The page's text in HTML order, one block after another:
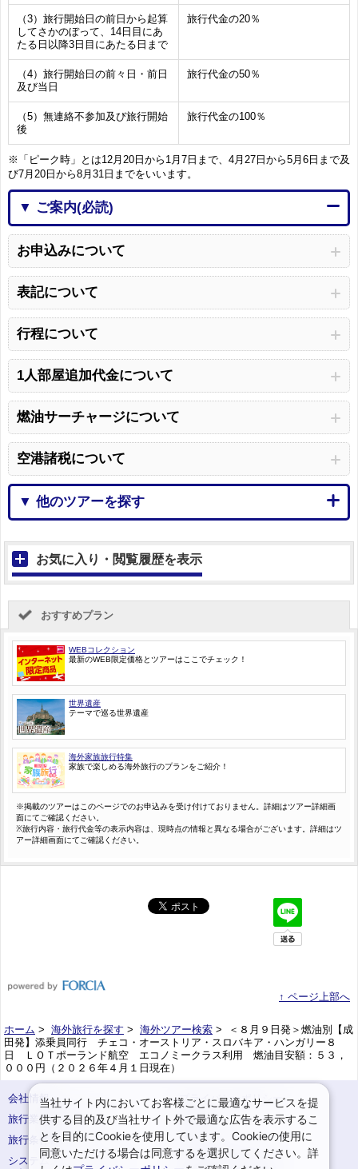
（3）旅行開始日の前日から起算
してさかのぼって、14日目にあ
たる日以降3日目にあたる日まで
旅行代金の20％
（4）旅行開始日の前々日・前日
及び当日
旅行代金の50％
（5）無連絡不参加及び旅行開始
後
旅行代金の100％
※「ピーク時」とは12月20日から1月7日まで、4月27日から5月6日まで及
び7月20日から8月31日までをいいます。
▼ ご案内(必読)
お申込みについて
表記について
行程について
1人部屋追加代金について
燃油サーチャージについて
空港諸税について
▼ 他のツアーを探す
お気に入り・閲覧履歴を表示
おすすめプラン
WEBコレクション
最新のWEB限定価格とツアーはここでチェック！
世界遺産
テーマで巡る世界遺産
海外家族旅行特集
家族で楽しめる海外旅行のプランをご紹介！
※掲載のツアーはこのページでのお申込みを受け付けておりません。詳細はツアー詳細画
面にてご確認ください。
※旅行内容・旅行代金等の表示内容は、現時点の情報と異なる場合がございます。詳細はツ
アー詳細画面にてご確認ください。
↑ ページ上部へ
ホーム > 海外旅行を探す > 海外ツアー検索 > ＜８月９日発＞燃油別【成
田発】添乗員同行 チェコ・オーストリア・スロバキア・ハンガリー８
日 ＬＯＴポーランド航空 エコノミークラス利用 燃油目安額：５３，
０００円（２０２６年４月１日現在）
会社情報
プライバシーポリシー
旅行業登録票・約款
規約集
旅行条件書
サイトマップ
システムメンテナンスの
お申込みまでの手順
当社サイト内においてお客様ごとに最適なサービスを提
供する目的及び当社サイト外で最適な広告を表示するこ
とを目的にCookieを使用しています。Cookieの使用に
同意いただける場合は同意するを選択してください。詳